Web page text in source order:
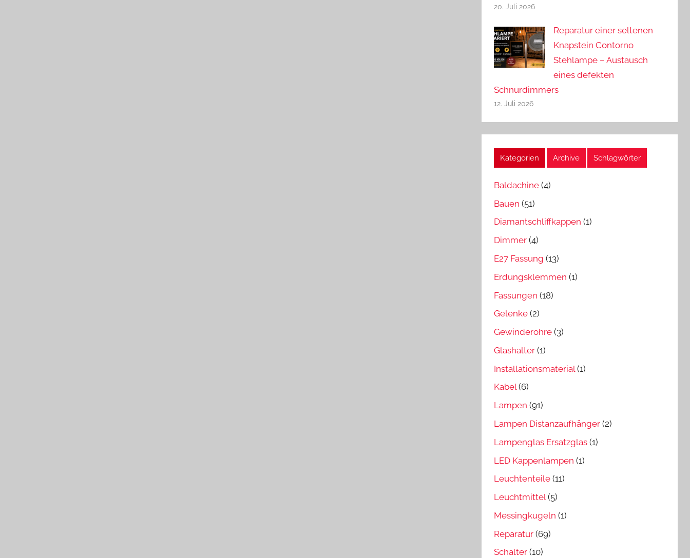
20. Juli 2026
Reparatur einer seltenen
Knapstein Contorno
Stehlampe – Austausch
eines defekten
Schnurdimmers
12. Juli 2026
Kategorien Archive Schlagwörter
Baldachine (4)
Bauen (51)
Diamantschliffkappen (1)
Dimmer (4)
E27 Fassung (13)
Erdungsklemmen (1)
Fassungen (18)
Gelenke (2)
Gewinderohre (3)
Glashalter (1)
Installationsmaterial (1)
Kabel(6)
Lampen (91)
Lampen Distanzaufhänger (2)
Lampenglas Ersatzglas (1)
LED Kappenlampen (1)
Leuchtenteile (11)
Leuchtmittel(5)
Messingkugeln (1)
Reparatur (69)
Schalter (10)